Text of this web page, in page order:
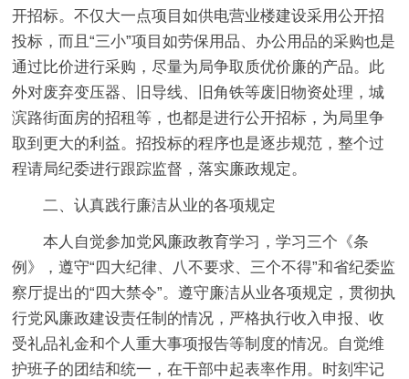
开招标。不仅大一点项目如供电营业楼建设采用公开招
投标，而且“三小”项目如劳保用品、办公用品的采购也是
通过比价进行采购，尽量为局争取质优价廉的产品。此
外对废弃变压器、旧导线、旧角铁等废旧物资处理，城
滨路街面房的招租等，也都是进行公开招标，为局里争
取到更大的利益。招投标的程序也是逐步规范，整个过
程请局纪委进行跟踪监督，落实廉政规定。
二、认真践行廉洁从业的各项规定
本人自觉参加党风廉政教育学习，学习三个《条
例》，遵守“四大纪律、八不要求、三个不得”和省纪委监
察厅提出的“四大禁令”。遵守廉洁从业各项规定，贯彻执
行党风廉政建设责任制的情况，严格执行收入申报、收
受礼品礼金和个人重大事项报告等制度的情况。自觉维
护班子的团结和统一，在干部中起表率作用。时刻牢记